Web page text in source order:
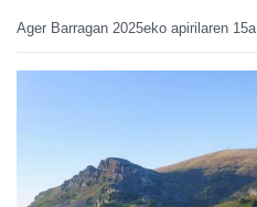
Ager Barragan 2025eko apirilaren 15a